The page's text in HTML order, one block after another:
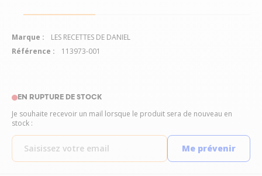
EN RUPTURE DE STOCK
Je souhaite recevoir un mail lorsque le produit sera de nouveau en
stock :
Me prévenir
Marque :
LES RECETTES DE DANIEL
Référence :
113973-001